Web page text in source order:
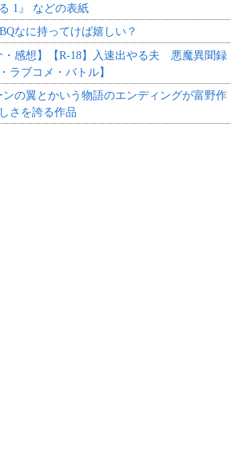
1』 などの表紙
なに持ってけば嬉しい？
・感想】【R-18】入速出やる夫 悪魔異聞録
ラブコメ・バトル】
ンの翼とかいう物語のエンディングが富野作
さを誇る作品